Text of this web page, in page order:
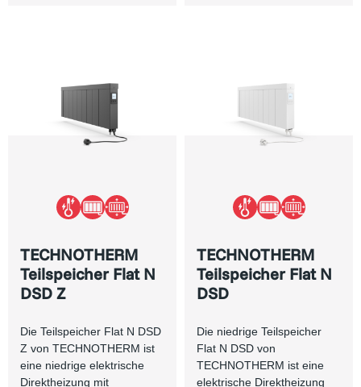
TECHNOTHERM
Teilspeicher Flat N
DSD Z
Die Teilspeicher Flat N DSD
Z von TECHNOTHERM ist
eine niedrige elektrische
Direktheizung mit
TECHNOTHERM
Teilspeicher Flat N
DSD
Die niedrige Teilspeicher
Flat N DSD von
TECHNOTHERM ist eine
elektrische Direktheizung